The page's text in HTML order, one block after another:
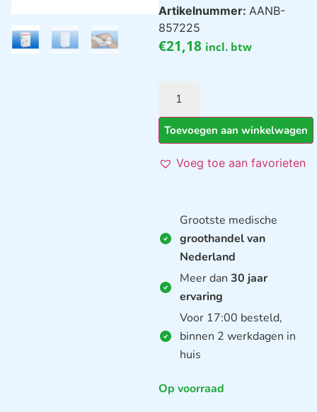
Artikelnummer: AANB-
857225
€21,18 incl. btw
Toevoegen aan winkelwagen
Voeg toe aan favorieten
Grootste medische
groothandel van
Nederland
Meer dan 30 jaar
ervaring
Voor 17:00 besteld,
binnen 2 werkdagen in
huis
Op voorraad